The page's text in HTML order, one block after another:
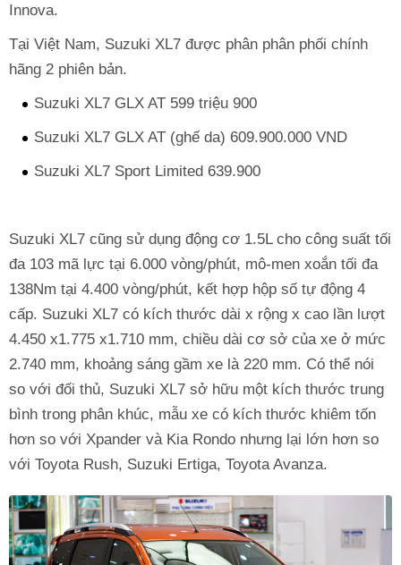
Innova.
Tại Việt Nam, Suzuki XL7 được phân phân phối chính
hãng 2 phiên bản.
Suzuki XL7 GLX AT 599 triệu 900
Suzuki XL7 GLX AT (ghế da) 609.900.000 VND
Suzuki XL7 Sport Limited 639.900
Suzuki XL7 cũng sử dụng động cơ 1.5L cho công suất tối
đa 103 mã lực tại 6.000 vòng/phút, mô-men xoắn tối đa
138Nm tại 4.400 vòng/phút, kết hợp hộp số tự động 4
cấp. Suzuki XL7 có kích thước dài x rộng x cao lần lượt
4.450 x1.775 x1.710 mm, chiều dài cơ sở của xe ở mức
2.740 mm, khoảng sáng gầm xe là 220 mm. Có thể nói
so với đối thủ, Suzuki XL7 sở hữu một kích thước trung
bình trong phân khúc, mẫu xe có kích thước khiêm tốn
hơn so với Xpander và Kia Rondo nhưng lại lớn hơn so
với Toyota Rush, Suzuki Ertiga, Toyota Avanza.